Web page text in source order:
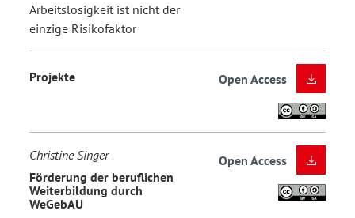
Arbeitslosigkeit ist nicht der
einzige Risikofaktor
Projekte Open Access
Christine Singer
Förderung der beruflichen
Weiterbildung durch
WeGebAU
Open Access